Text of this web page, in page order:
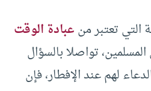
التي تعتبر منعبادة الوقت
تواصلا بالسؤال
لهم عند الإفطار، فإن